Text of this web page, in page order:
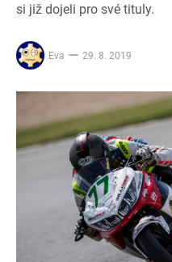
si již dojeli pro své tituly.
Eva 29. 8. 2019